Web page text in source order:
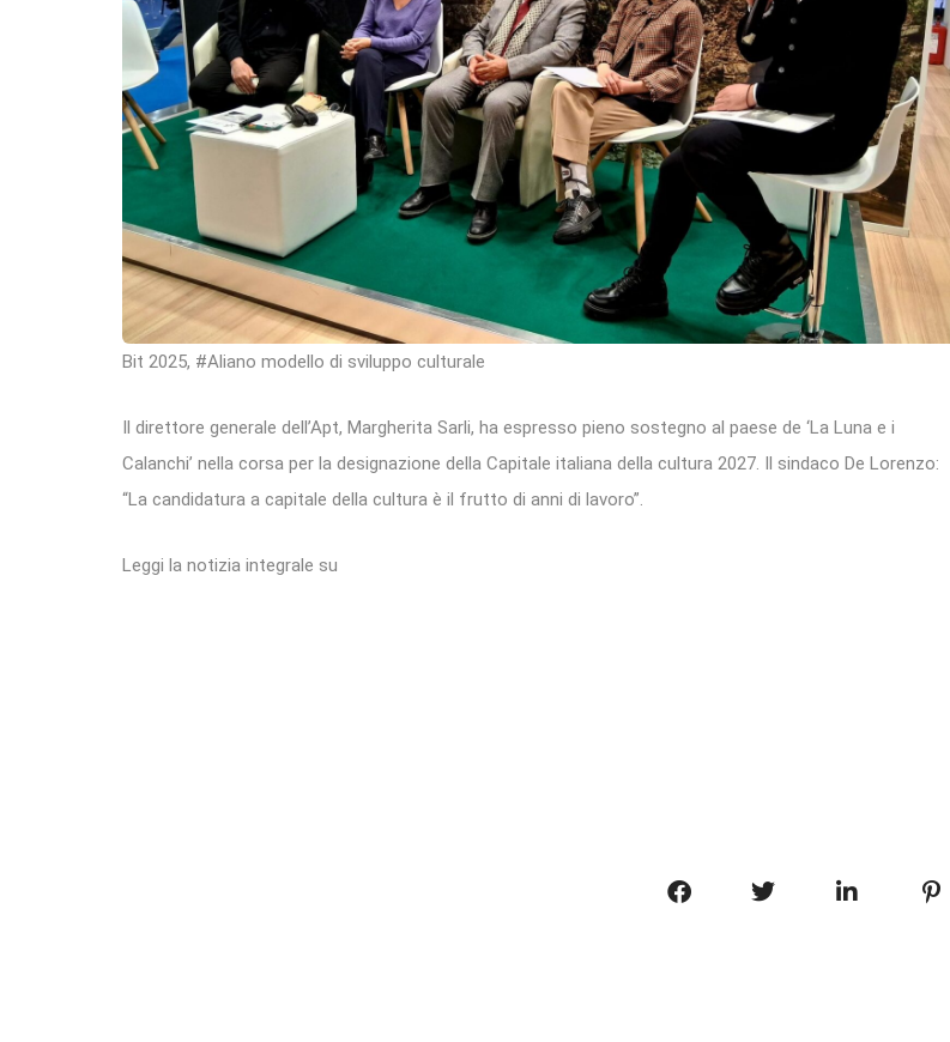
Bit 2025, #Aliano modello di sviluppo culturale
Il direttore generale dell’Apt, Margherita Sarli, ha espresso pieno sostegno al paese de ‘La Luna e i
Calanchi’ nella corsa per la designazione della Capitale italiana della cultura 2027. Il sindaco De Lorenzo:
“La candidatura a capitale della cultura è il frutto di anni di lavoro”.
Leggi la notizia integrale su